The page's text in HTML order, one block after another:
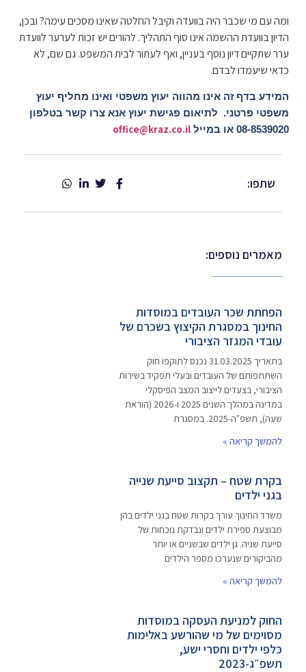
ומה עם מי שכבר היה בוועדה וקיבל החלטה שאינו מסכים עימה? ובכן,
הדיון בוועדת ההשמה אינו סוף התהליך. להורים יש זכות לערער לוועדת
ערר שתקיים דיון נוסף בעניין, ואף לעתור לבית המשפט. גם שם, לא
כדאי שיעמדו לבדם.
המידע בדף זה אינו מהווה יעוץ משפטי ואינו מחליף יעוץ
משפטי פרטני. לתיאום פגישת יעוץ אנא צרו קשר בטלפון
08-8539020 או במייל
office@kraz.co.il
שתפו:
מאמרים נוספים:
הפחתת שכר העובדים במוסדות
החינוך במסגרת הקיצוץ בשכרם של
עובדי המגזר הציבורי
בתאריך 31.03.2025 נכנס לתוקפו חוק
השתתפותם של העובדים ובעלי תפקיד בשירות
הציבורי, בצעדים לייצוב המצב הפיסקלי
במדינה במהלך השנים 2025 ו-2026 (הוראת
שעה), תשפ"ה-2025. במסגרת
להמשך קריאה »
בקרת שטח – תקצוב סייעת שנייה
בגני ילדים
משרד החינוך עורך בקרות שטח בגני ילדים בהן
מבוצעת ספירת ילדים ונבדקת נוכחות של
סייעת שניה. גן ילדים שבשניים או יותר
מהביקורים שנערכו מספר הילדים
להמשך קריאה »
החוק למניעת העסקה במוסדות
מסוימים של מי שהורשע באלימות
כלפי ילדים וחסרי ישע,
תשפ״ג-2023